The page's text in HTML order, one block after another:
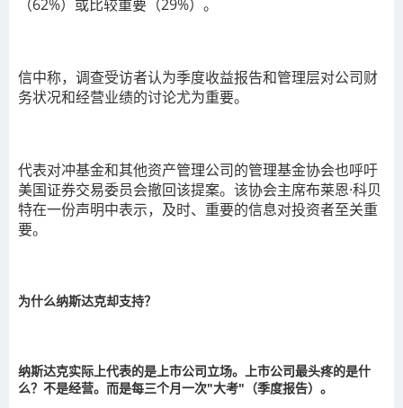
（62%）或比较重要（29%）。
信中称，调查受访者认为季度收益报告和管理层对公司财
务状况和经营业绩的讨论尤为重要。
代表对冲基金和其他资产管理公司的管理基金协会也呼吁
美国证券交易委员会撤回该提案。该协会主席布莱恩·科贝
特在一份声明中表示，及时、重要的信息对投资者至关重
要。
为什么纳斯达克却支持？
纳斯达克实际上代表的是上市公司立场。上市公司最头疼的是什
么？不是经营。而是每三个月一次"大考"（季度报告）。